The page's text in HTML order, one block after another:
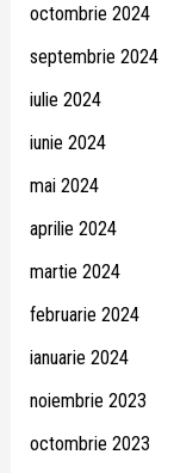
octombrie 2024
septembrie 2024
iulie 2024
iunie 2024
mai 2024
aprilie 2024
martie 2024
februarie 2024
ianuarie 2024
noiembrie 2023
octombrie 2023